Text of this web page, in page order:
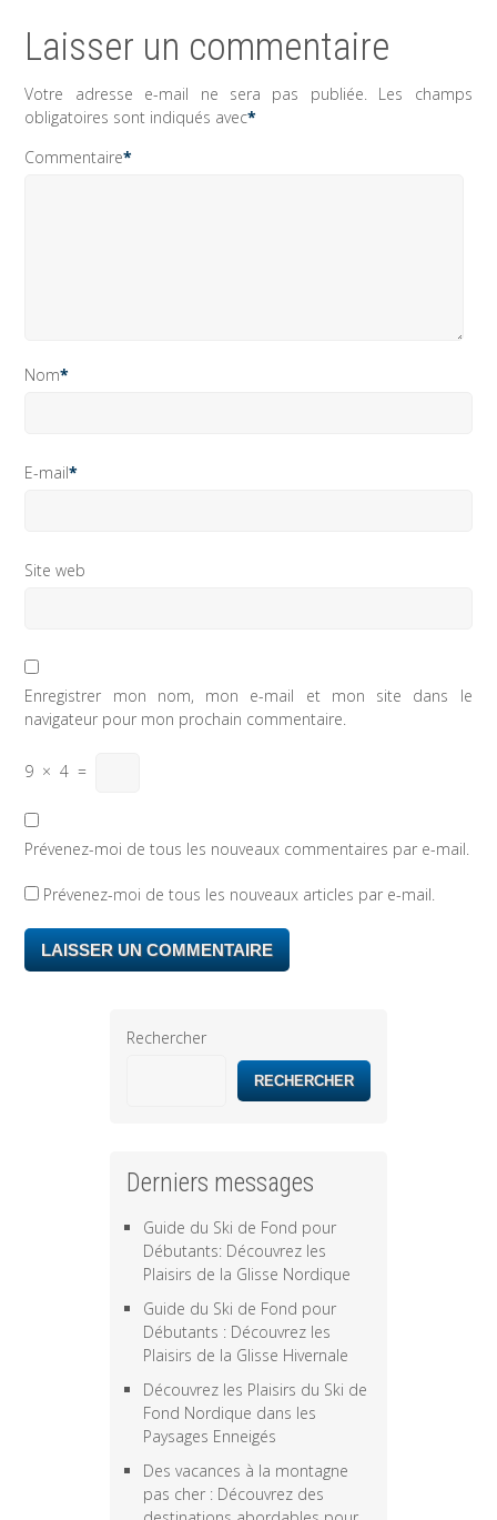
Laisser un commentaire
Votre adresse e-mail ne sera pas publiée. Les champs
obligatoires sont indiqués avec*
Commentaire*
Nom*
E-mail*
Site web
Enregistrer mon nom, mon e-mail et mon site dans le
navigateur pour mon prochain commentaire.
9 × 4 =
Prévenez-moi de tous les nouveaux commentaires par e-mail.
Prévenez-moi de tous les nouveaux articles par e-mail.
Rechercher
RECHERCHER
Derniers messages
Guide du Ski de Fond pour
Débutants: Découvrez les
Plaisirs de la Glisse Nordique
Guide du Ski de Fond pour
Débutants : Découvrez les
Plaisirs de la Glisse Hivernale
Découvrez les Plaisirs du Ski de
Fond Nordique dans les
Paysages Enneigés
Des vacances à la montagne
pas cher : Découvrez des